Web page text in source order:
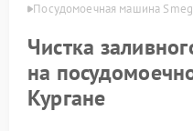
Посудомоечная машина Smeg
Чистка
на
Кургане